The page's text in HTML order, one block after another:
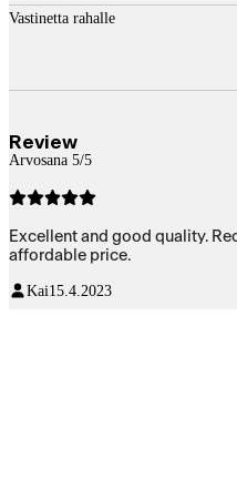
Vastinetta rahalle
Review
Arvosana 5/5
Excellent and good quality. Recommended for the very
affordable price.
Kai15.4.2023